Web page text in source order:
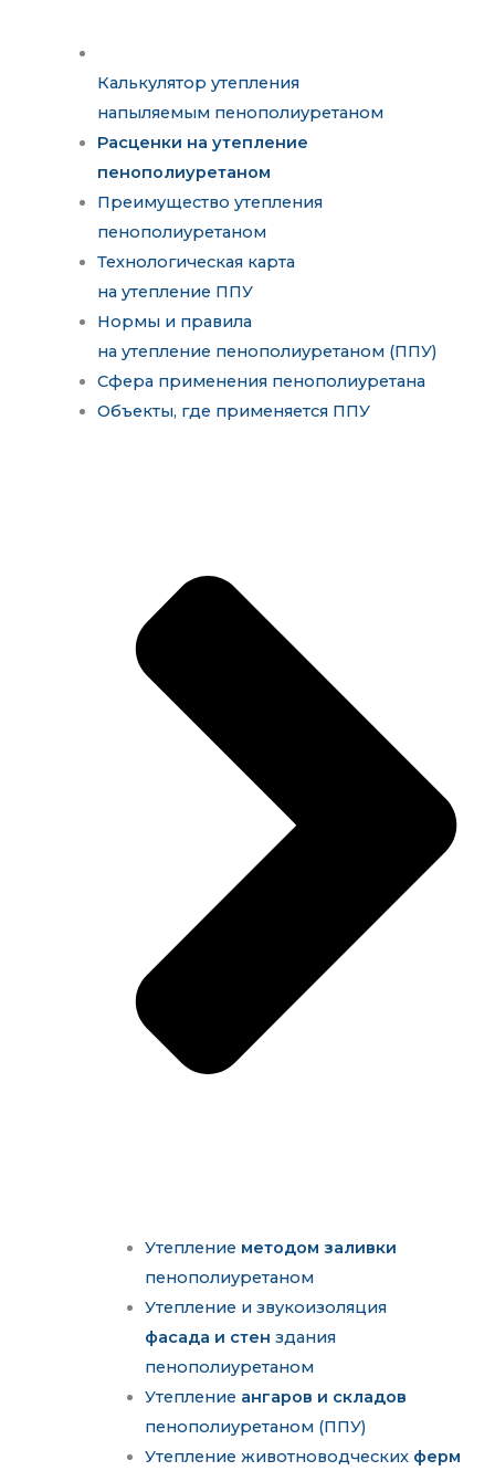
Калькулятор утепления
напыляемым пенополиуретаном
Расценки на утепление
пенополиуретаном
Преимущество утепления
пенополиуретаном
Технологическая карта
на утепление ППУ
Нормы и правила
на утепление пенополиуретаном (ППУ)
Сфера применения пенополиуретана
Объекты, где применяется ППУ
Утепление методом заливки
пенополиуретаном
Утепление и звукоизоляция
фасада и стен здания
пенополиуретаном
Утепление ангаров и складов
пенополиуретаном (ППУ)
Утепление животноводческих ферм